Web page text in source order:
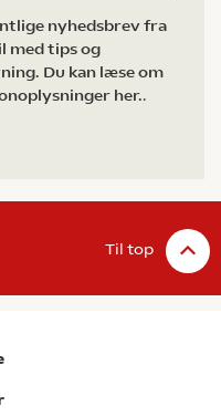
nyhedsbrev fra
med tips og
Du kan læse om
her..
Til top